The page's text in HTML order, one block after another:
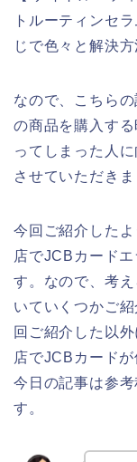
トルーティンセ
じで色々と解決
なので、こちら
の商品を購入す
ってしまった人
させていただきま
今回ご紹介した
店でJCBカード
す。なので、考
いていくつかご
回ご紹介した以
店でJCBカード
今日の記事は参
す。